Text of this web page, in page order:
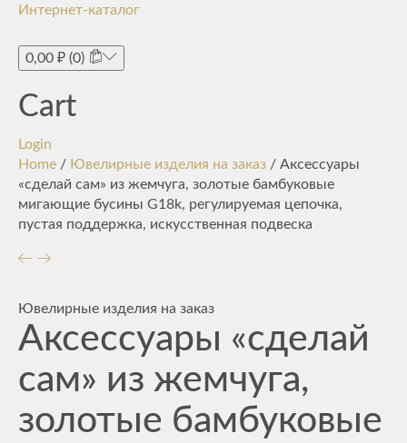
Интернет-каталог
0,00 ₽ (0)
Cart
Login
Home / Ювелирные изделия на заказ / Аксессуары
«сделай сам» из жемчуга, золотые бамбуковые
мигающие бусины G18k, регулируемая цепочка,
пустая поддержка, искусственная подвеска
Ювелирные изделия на заказ
Аксессуары «сделай
сам» из жемчуга,
золотые бамбуковые